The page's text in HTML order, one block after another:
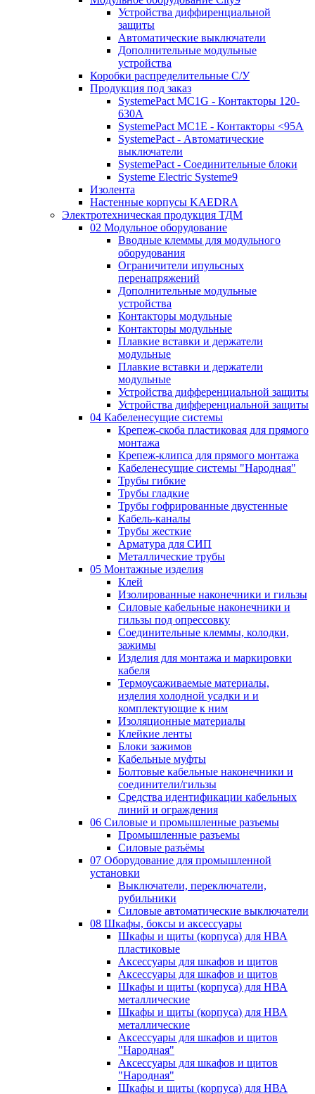
Устройства диффиренциальной
защиты
Автоматические выключатели
Дополнительные модульные
устройства
Коробки распределительные C/У
Продукция под заказ
SystemePact MC1G - Контакторы 120-
630A
SystemePact MC1E - Контакторы <95A
SystemePact - Автоматические
выключатели
SystemePact - Соединительные блоки
Systeme Electric Systeme9
Изолента
Настенные корпусы KAEDRA
Электротехническая продукция ТДМ
02 Модульное оборудование
Вводные клеммы для модульного
оборудования
Ограничители ипульсных
перенапряжений
Дополнительные модульные
устройства
Контакторы модульные
Контакторы модульные
Плавкие вставки и держатели
модульные
Плавкие вставки и держатели
модульные
Устройства дифференциальной защиты
Устройства дифференциальной защиты
04 Кабеленесущие системы
Крепеж-скоба пластиковая для прямого
монтажа
Крепеж-клипса для прямого монтажа
Кабеленесущие системы "Народная"
Трубы гибкие
Трубы гладкие
Трубы гофрированные двустенные
Кабель-каналы
Трубы жесткие
Арматура для СИП
Металлические трубы
05 Монтажные изделия
Клей
Изолированные наконечники и гильзы
Силовые кабельные наконечники и
гильзы под опрессовку
Соединительные клеммы, колодки,
зажимы
Изделия для монтажа и маркировки
кабеля
Термоусаживаемые материалы,
изделия холодной усадки и и
комплектующие к ним
Изоляционные материалы
Клейкие ленты
Блоки зажимов
Кабельные муфты
Болтовые кабельные наконечники и
соединители/гильзы
Средства идентификации кабельных
линий и ограждения
06 Силовые и промышленные разъемы
Промышленные разъемы
Силовые разъёмы
07 Оборудование для промышленной
установки
Выключатели, переключатели,
рубильники
Силовые автоматические выключатели
08 Шкафы, боксы и аксессуары
Шкафы и щиты (корпуса) для НВА
пластиковые
Аксессуары для шкафов и щитов
Аксессуары для шкафов и щитов
Шкафы и щиты (корпуса) для НВА
металлические
Шкафы и щиты (корпуса) для НВА
металлические
Аксессуары для шкафов и щитов
"Народная"
Аксессуары для шкафов и щитов
"Народная"
Шкафы и щиты (корпуса) для НВА